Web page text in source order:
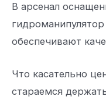
В арсенал
обеспечивают
Что касательно
стараемся